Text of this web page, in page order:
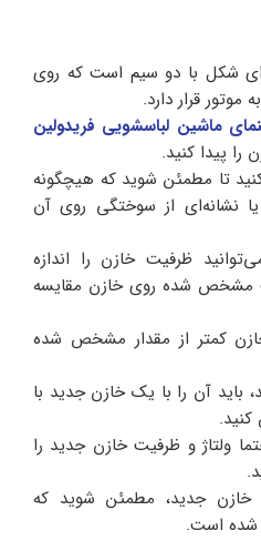
شکل با دو سیم است که روی
موتور قرار دارد.
ماشین لباسشویی فریدولین
پیدا کنید.
تا مطمئن شوید که هیچگونه
نشانه‌ای از سوختگی روی آن
ظرفیت خازن را اندازه
مشخص شده روی خازن مقایسه
کمتر از مقدار مشخص شده
باید آن را با یک خازن جدید با
ولتاژ و ظرفیت خازن جدید را
خازن جدید، مطمئن شوید که
شده است.